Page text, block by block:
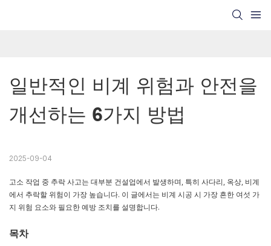
일반적인 비계 위험과 안전을
개선하는 6가지 방법
2025-09-04
고소 작업 중 추락 사고는 대부분 건설업에서 발생하며, 특히 사다리, 옥상, 비계
에서 추락할 위험이 가장 높습니다. 이 글에서는 비계 시공 시 가장 흔한 여섯 가
지 위험 요소와 필요한 예방 조치를 설명합니다.
목차